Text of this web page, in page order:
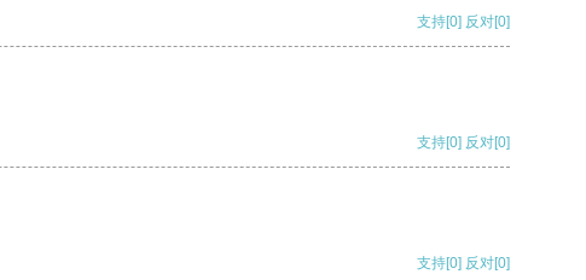
支持[0] 反对[0]
支持[0] 反对[0]
支持[0] 反对[0]